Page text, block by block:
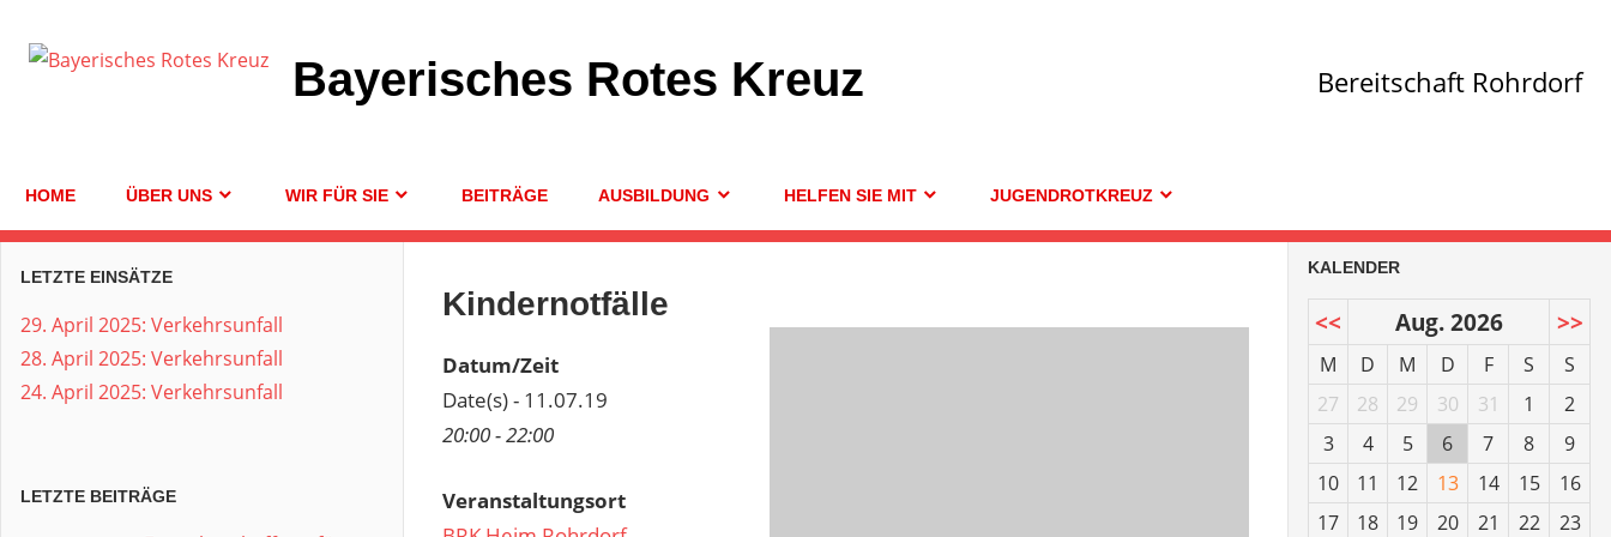
Inhalt
Bayerisches Rotes Kreuz Bereitschaft Rohrdorf
HOME ÜBER UNS WIR FÜR SIE BEITRÄGE AUSBILDUNG HELFEN SIE MIT JUGENDROTKREUZ
Kindernotfälle
Datum/Zeit
Date(s) - 11.07.19
20:00 - 22:00
Veranstaltungsort
LETZTE EINSÄTZE
29. April 2025: Verkehrsunfall
28. April 2025: Verkehrsunfall
24. April 2025: Verkehrsunfall
LETZTE BEITRÄGE
KALENDER
<< Aug. 2026 >>
M D M D F S
S
27
28 29 30 31 1
2
3
4 5 6 7 8
9
10
11 12 13 14 15
16
17
18 19 20 21 22
23